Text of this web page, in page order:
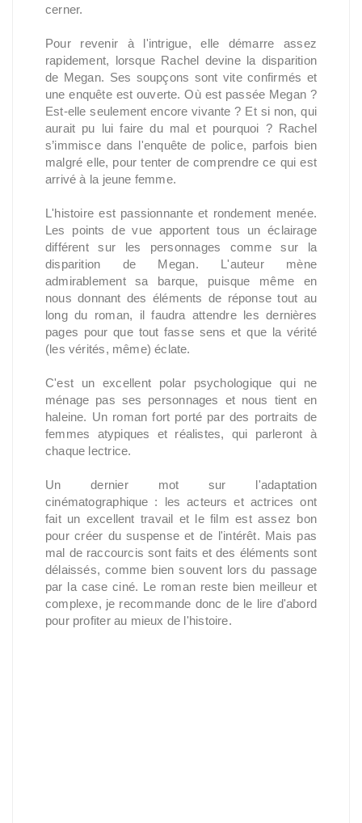
cerner.
Pour revenir à l'intrigue, elle démarre assez
rapidement, lorsque Rachel devine la disparition
de Megan. Ses soupçons sont vite confirmés et
une enquête est ouverte. Où est passée Megan ?
Est-elle seulement encore vivante ? Et si non, qui
aurait pu lui faire du mal et pourquoi ? Rachel
s’immisce dans l'enquête de police, parfois bien
malgré elle, pour tenter de comprendre ce qui est
arrivé à la jeune femme.
L'histoire est passionnante et rondement menée.
Les points de vue apportent tous un éclairage
différent sur les personnages comme sur la
disparition de Megan. L'auteur mène
admirablement sa barque, puisque même en
nous donnant des éléments de réponse tout au
long du roman, il faudra attendre les dernières
pages pour que tout fasse sens et que la vérité
(les vérités, même) éclate.
C'est un excellent polar psychologique qui ne
ménage pas ses personnages et nous tient en
haleine. Un roman fort porté par des portraits de
femmes atypiques et réalistes, qui parleront à
chaque lectrice.
Un dernier mot sur l'adaptation
cinématographique : les acteurs et actrices ont
fait un excellent travail et le film est assez bon
pour créer du suspense et de l'intérêt. Mais pas
mal de raccourcis sont faits et des éléments sont
délaissés, comme bien souvent lors du passage
par la case ciné. Le roman reste bien meilleur et
complexe, je recommande donc de le lire d'abord
pour profiter au mieux de l'histoire.